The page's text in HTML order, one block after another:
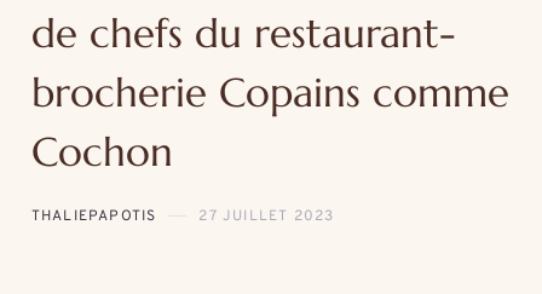
de chefs du restaurant-
brocherie Copains comme
Cochon
THALIEPAPOTIS 27 JUILLET 2023